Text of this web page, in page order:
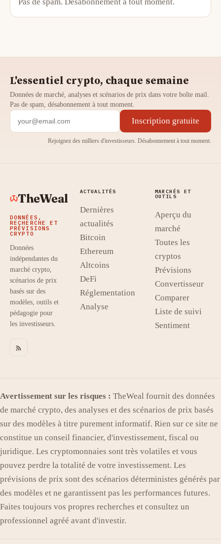
L'essentiel crypto, chaque semaine
Données de marché, analyses et scénarios de prix dans votre boîte mail.
Pas de spam, désabonnement à tout moment.
Inscription gratuite
Rejoignez des milliers d'investisseurs. Désabonnement à tout moment.
TheWeal
DONNÉES,
RECHERCHE ET
PRÉVISIONS
CRYPTO
Données
indépendantes du
marché crypto,
scénarios de prix
basés sur des
modèles, outils et
pédagogie pour
les investisseurs.
ACTUALITÉS
Dernières
actualités
Bitcoin
Ethereum
Altcoins
DeFi
Réglementation
Analyse
MARCHÉS ET
OUTILS
Aperçu du
marché
Toutes les
cryptos
Prévisions
Convertisseur
Comparer
Liste de suivi
Sentiment
Avertissement sur les risques : TheWeal fournit des données
de marché crypto, des analyses et des scénarios de prix basés
sur des modèles à titre purement informatif. Rien sur ce site ne
constitue un conseil financier, d'investissement, fiscal ou
juridique. Les cryptomonnaies sont très volatiles et vous
pouvez perdre la totalité de votre investissement. Les
prévisions de prix sont des scénarios déterministes générés par
des modèles et ne garantissent pas les performances futures.
Faites toujours vos propres recherches et consultez un
professionnel agréé avant d'investir.